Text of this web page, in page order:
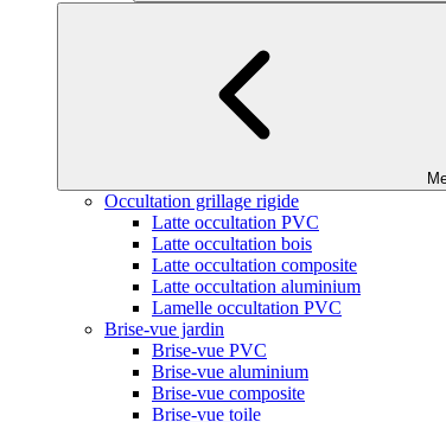
Occultation grillage rigide
Latte occultation PVC
Latte occultation bois
Latte occultation composite
Latte occultation aluminium
Lamelle occultation PVC
Brise-vue jardin
Brise-vue PVC
Brise-vue aluminium
Brise-vue composite
Brise-vue toile